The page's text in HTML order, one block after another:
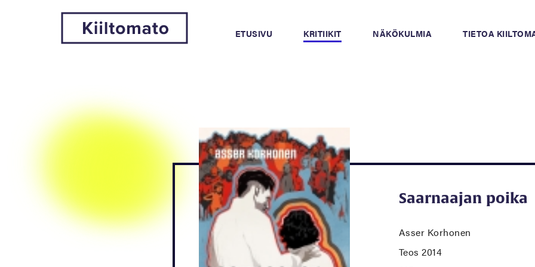
ETUSIVU KRITIIKIT NÄKÖKULMIA TIETOA
Saarnaajan poika
Asser Korhonen
Teos 2014